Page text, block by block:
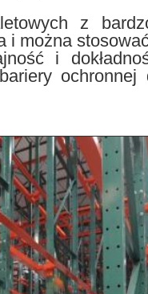
z
i można
i
ochronnej